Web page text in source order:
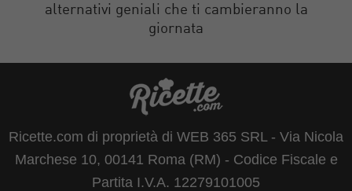
alternativi geniali che ti cambieranno la
giornata
Ricette.com di proprietà di WEB 365 SRL - Via Nicola
Marchese 10, 00141 Roma (RM) - Codice Fiscale e
Partita I.V.A. 12279101005